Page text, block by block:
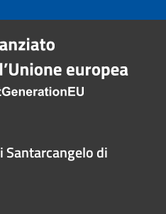
Santarcangelo di